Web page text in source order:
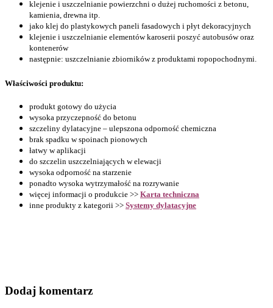
klejenie i uszczelnianie powierzchni o dużej ruchomości z betonu,
kamienia, drewna itp.
jako klej do plastykowych paneli fasadowych i płyt dekoracyjnych
klejenie i uszczelnianie elementów karoserii poszyć autobusów oraz
kontenerów
następnie: uszczelnianie zbiorników z produktami ropopochodnymi.
Właściwości produktu:
produkt gotowy do użycia
wysoka przyczepność do betonu
szczeliny dylatacyjne – ulepszona odporność chemiczna
brak spadku w spoinach pionowych
łatwy w aplikacji
do szczelin uszczelniających w elewacji
wysoka odporność na starzenie
ponadto wysoka wytrzymałość na rozrywanie
więcej informacji o produkcie >> Karta techniczna
inne produkty z kategorii >> Systemy dylatacyjne
Dodaj komentarz